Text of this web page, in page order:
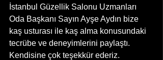
İstanbul Güzellik Salonu Uzmanları
Oda Başkanı Sayın Ayşe Aydın bize
kaş usturası ile kaş alma konusundaki
tecrübe ve deneyimlerini paylaştı.
Kendisine çok teşekkür ederiz.